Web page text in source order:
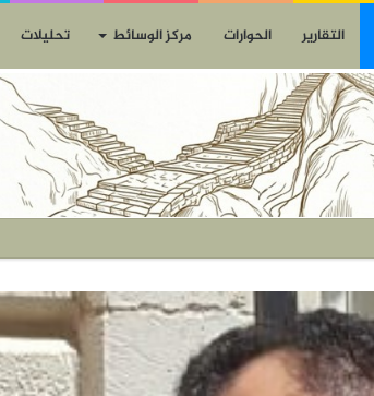
التقارير الحوارات مركز الوسائط تحليلات